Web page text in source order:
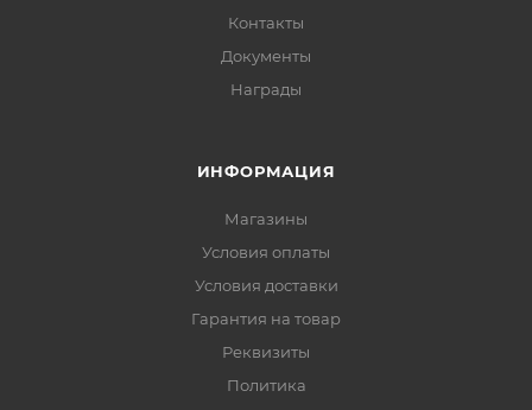
Контакты
Документы
Награды
ИНФОРМАЦИЯ
Магазины
Условия оплаты
Условия доставки
Гарантия на товар
Реквизиты
Политика